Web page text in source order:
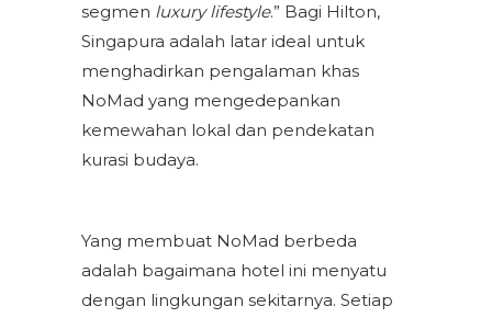
segmen luxury lifestyle.” Bagi Hilton,
Singapura adalah latar ideal untuk
menghadirkan pengalaman khas
NoMad yang mengedepankan
kemewahan lokal dan pendekatan
kurasi budaya.
Yang membuat NoMad berbeda
adalah bagaimana hotel ini menyatu
dengan lingkungan sekitarnya. Setiap